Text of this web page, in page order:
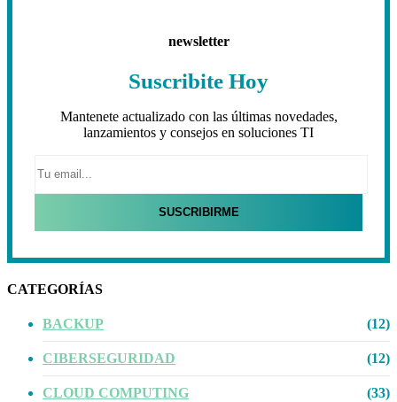
newsletter
Suscribite Hoy
Mantenete actualizado con las últimas novedades,
lanzamientos y consejos en soluciones TI
CATEGORÍAS
BACKUP (12)
CIBERSEGURIDAD (12)
CLOUD COMPUTING (33)